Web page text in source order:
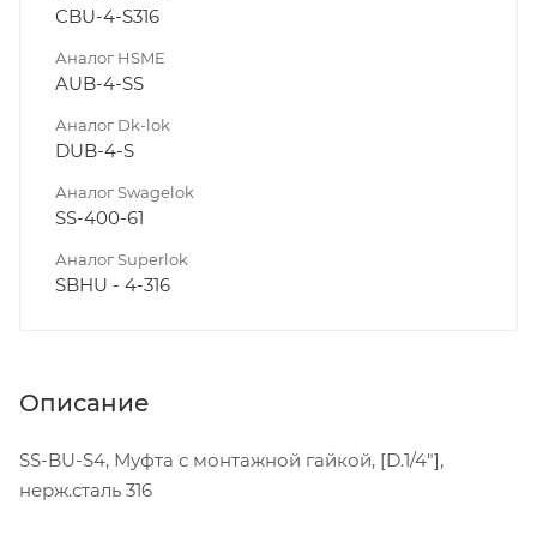
CBU-4-S316
Аналог HSME
AUB-4-SS
Аналог Dk-lok
DUB-4-S
Аналог Swagelok
SS-400-61
Аналог Superlok
SBHU - 4-316
Описание
SS-BU-S4, Муфта с монтажной гайкой, [D.1/4"],
нерж.сталь 316